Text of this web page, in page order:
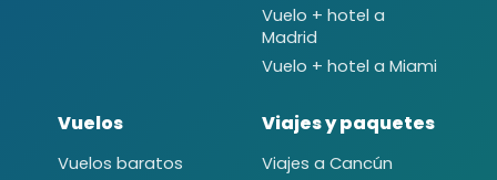
Vuelo + hotel a
Madrid
Vuelo + hotel a Miami
Vuelos
Vuelos baratos
Viajes y paquetes
Viajes a Cancún